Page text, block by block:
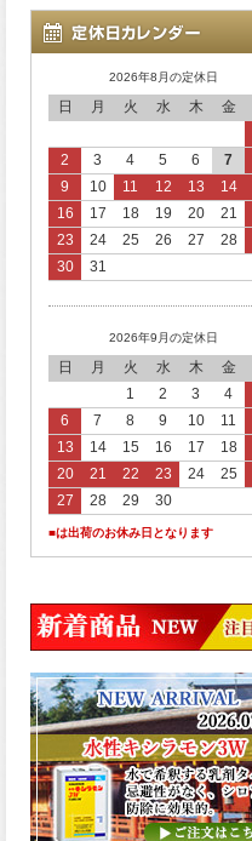
2026年8月の定休日
日 月 火 水 木 金
2
3 4 5 6 7
9
10 11 12 13 14
16
17 18 19 20 21
23
24 25 26 27 28
30
31
2026年9月の定休日
日 月 火 水 木 金
1
2 3 4
6
7 8 9 10 11
13
14 15 16 17 18
20
21 22 23 24 25
27
28 29 30
■は出荷のお休み日となります